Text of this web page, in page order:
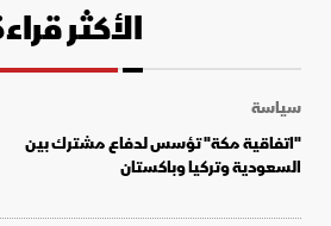
الأكثر
سياسة
"اتفاقية مكة" تؤسس لدفاع مشترك بين
السعودية وتركيا وباكستان